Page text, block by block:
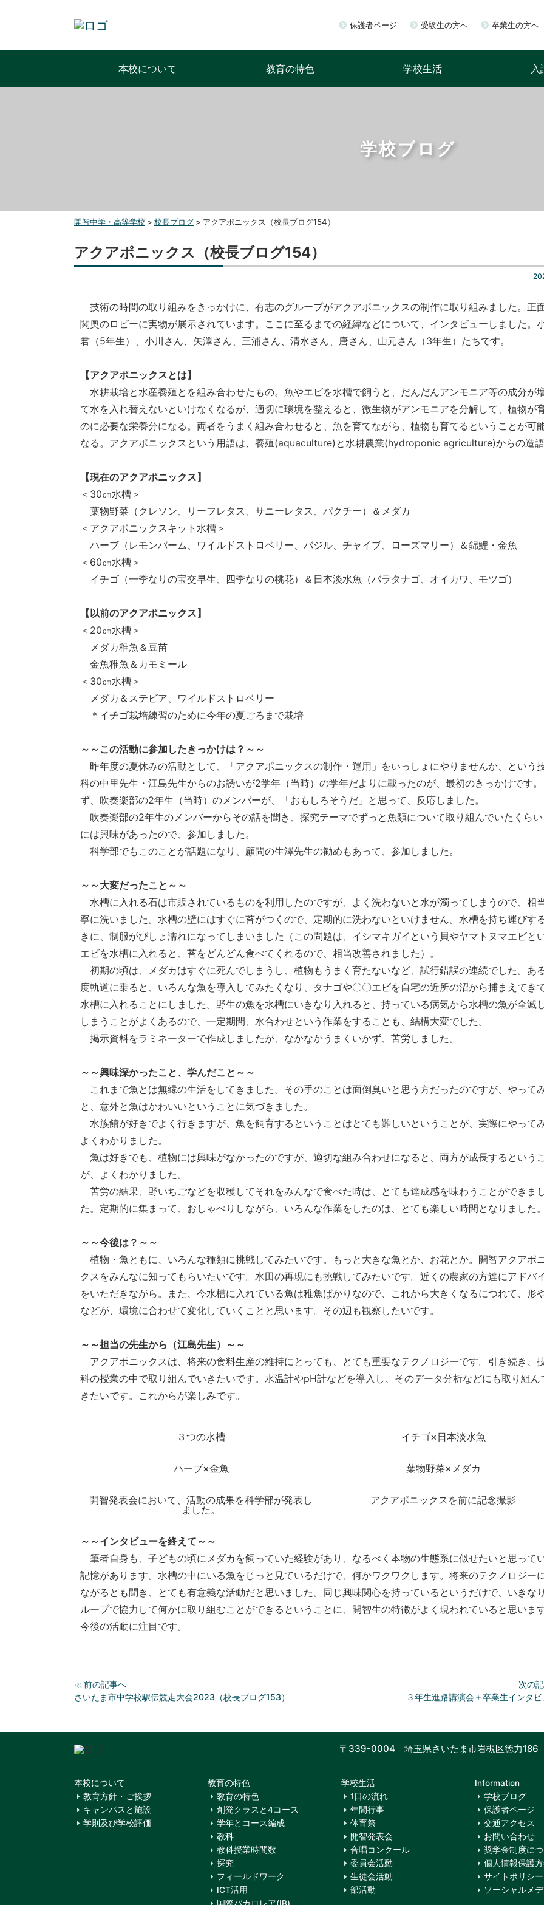
保護者ページ 受験生の方へ 卒業生の方へ
本校について 教育の特色 学校生活 入
学校ブログ
開智中学・高等学校 > 校長ブログ > アクアポニックス（校長ブログ154）
アクアポニックス（校長ブログ154）
技術の時間の取り組みをきっかけに、有志のグループがアクアポニックスの制作に取り組みました。正
関奥のロビーに実物が展示されています。ここに至るまでの経緯などについて、インタビューしました。
君（5年生）、小川さん、矢澤さん、三浦さん、清水さん、唐さん、山元さん（3年生）たちです。
【アクアポニックスとは】
水耕栽培と水産養殖とを組み合わせたもの。魚やエビを水槽で飼うと、だんだんアンモニア等の成分が
て水を入れ替えないといけなくなるが、適切に環境を整えると、微生物がアンモニアを分解して、植物が
のに必要な栄養分になる。両者をうまく組み合わせると、魚を育てながら、植物も育てるということが可
なる。アクアポニックスという用語は、養殖(aquaculture)と水耕農業(hydroponic agriculture)からの造
【現在のアクアポニックス】
＜30㎝水槽＞
葉物野菜（クレソン、リーフレタス、サニーレタス、パクチー）＆メダカ
＜アクアポニックスキット水槽＞
ハーブ（レモンバーム、ワイルドストロベリー、バジル、チャイブ、ローズマリー）＆錦鯉・金魚
＜60㎝水槽＞
イチゴ（一季なりの宝交早生、四季なりの桃花）＆日本淡水魚（バラタナゴ、オイカワ、モツゴ）
【以前のアクアポニックス】
＜20㎝水槽＞
メダカ稚魚＆豆苗
金魚稚魚＆カモミール
＜30㎝水槽＞
メダカ＆ステビア、ワイルドストロベリー
＊イチゴ栽培練習のために今年の夏ごろまで栽培
～～この活動に参加したきっかけは？～～
昨年度の夏休みの活動として、「アクアポニックスの制作・運用」をいっしょにやりませんか、という
科の中里先生・江島先生からのお誘いが2学年（当時）の学年だよりに載ったのが、最初のきっかけです
ず、吹奏楽部の2年生（当時）のメンバーが、「おもしろそうだ」と思って、反応しました。
吹奏楽部の2年生のメンバーからその話を聞き、探究テーマでずっと魚類について取り組んでいたくら
には興味があったので、参加しました。
科学部でもこのことが話題になり、顧問の生澤先生の勧めもあって、参加しました。
～～大変だったこと～～
水槽に入れる石は市販されているものを利用したのですが、よく洗わないと水が濁ってしまうので、相
寧に洗いました。水槽の壁にはすぐに苔がつくので、定期的に洗わないといけません。水槽を持ち運びす
きに、制服がびしょ濡れになってしまいました（この問題は、イシマキガイという貝やヤマトヌマエビと
エビを水槽に入れると、苔をどんどん食べてくれるので、相当改善されました）。
初期の頃は、メダカはすぐに死んでしまうし、植物もうまく育たないなど、試行錯誤の連続でした。あ
度軌道に乗ると、いろんな魚を導入してみたくなり、タナゴや〇〇エビを自宅の近所の沼から捕まえてき
水槽に入れることにしました。野生の魚を水槽にいきなり入れると、持っている病気から水槽の魚が全滅
しまうことがよくあるので、一定期間、水合わせという作業をすることも、結構大変でした。
掲示資料をラミネーターで作成しましたが、なかなかうまくいかず、苦労しました。
～～興味深かったこと、学んだこと～～
これまで魚とは無縁の生活をしてきました。その手のことは面倒臭いと思う方だったのですが、やって
と、意外と魚はかわいいということに気づきました。
水族館が好きでよく行きますが、魚を飼育するということはとても難しいということが、実際にやって
よくわかりました。
魚は好きでも、植物には興味がなかったのですが、適切な組み合わせになると、両方が成長するという
が、よくわかりました。
苦労の結果、野いちごなどを収穫してそれをみんなで食べた時は、とても達成感を味わうことができま
た。定期的に集まって、おしゃべりしながら、いろんな作業をしたのは、とても楽しい時間となりました
～～今後は？～～
植物・魚ともに、いろんな種類に挑戦してみたいです。もっと大きな魚とか、お花とか。開智アクアポ
クスをみんなに知ってもらいたいです。水田の再現にも挑戦してみたいです。近くの農家の方達にアドバ
をいただきながら。また、今水槽に入れている魚は稚魚ばかりなので、これから大きくなるにつれて、形
などが、環境に合わせて変化していくことと思います。その辺も観察したいです。
～～担当の先生から（江島先生）～～
アクアポニックスは、将来の食料生産の維持にとっても、とても重要なテクノロジーです。引き続き、
科の授業の中で取り組んでいきたいです。水温計やpH計などを導入し、そのデータ分析などにも取り組ん
きたいです。これからが楽しみです。
３つの水槽 イチゴ×日本淡水魚
ハーブ×金魚 葉物野菜×メダカ
開智発表会において、活動の成果を科学部が発表し
ました。
アクアポニックスを前に記念撮影
～～インタビューを終えて～～
筆者自身も、子どもの頃にメダカを飼っていた経験があり、なるべく本物の生態系に似せたいと思って
記憶があります。水槽の中にいる魚をじっと見ているだけで、何かワクワクします。将来のテクノロジー
ながるとも聞き、とても有意義な活動だと思いました。同じ興味関心を持っているというだけで、いきな
ループで協力して何かに取り組むことができるということに、開智生の特徴がよく現われていると思いま
今後の活動に注目です。
≪ 前の記事へ
さいたま市中学校駅伝競走大会2023（校長ブログ153）
次の
３年生進路講演会＋卒業生インタ
〒339-0004 埼玉県さいたま市岩槻区徳力186
本校について
教育方針・ご挨拶
キャンパスと施設
学則及び学校評価
教育の特色
教育の特色
創発クラスと4コース
学年とコース編成
教科
教科授業時間数
探究
フィールドワーク
ICT活用
学校生活
1日の流れ
年間行事
体育祭
開智発表会
合唱コンクール
委員会活動
生徒会活動
部活動
Information
学校ブログ
保護者ページ
交通アクセス
お問い合わせ
奨学金制度に
個人情報保護
サイトポリシー
ソーシャルメ